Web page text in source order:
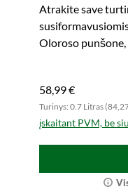
Atrakite save
Oloroso punšone,
58,99 €
Turinys: 0.7 Litras
įskaitant PVM, be